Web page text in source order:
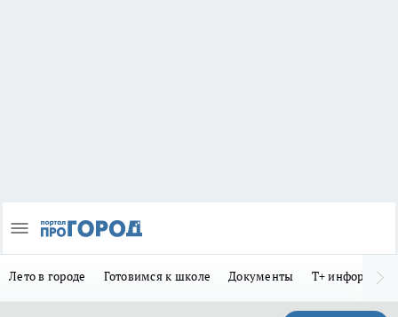
Лето в городе Готовимся к школе Документы Т+